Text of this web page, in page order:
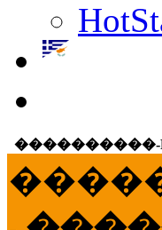
����������-